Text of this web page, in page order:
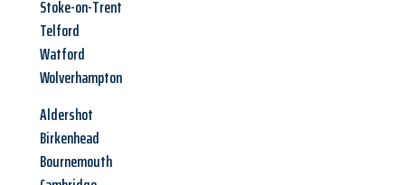
Stoke-on-Trent
Telford
Watford
Wolverhampton
Aldershot
Birkenhead
Bournemouth